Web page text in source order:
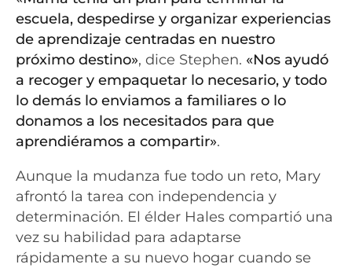
escuela, despedirse y organizar experiencias
de aprendizaje centradas en nuestro
próximo destino», dice Stephen. «Nos ayudó
a recoger y empaquetar lo necesario, y todo
lo demás lo enviamos a familiares o lo
donamos a los necesitados para que
aprendiéramos a compartir».
Aunque la mudanza fue todo un reto, Mary
afrontó la tarea con independencia y
determinación. El élder Hales compartió una
vez su habilidad para adaptarse
rápidamente a su nuevo hogar cuando se